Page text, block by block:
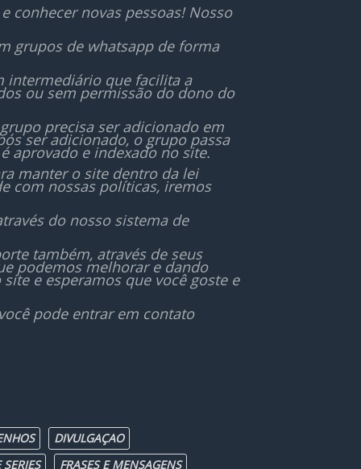
conhecer novas pessoas! Nosso
grupos de whatsapp de forma
intermediário que facilita a
ou sem permissão do dono do
precisa ser adicionado em
ser adicionado, o grupo passa
aprovado e indexado no site.
manter o site dentro da lei
com nossas políticas, iremos
do nosso sistema de
também, através de seus
podemos melhorar e dando
e esperamos que você goste e
pode entrar em contato
DIVULGAÇAO
FRASES E MENSAGENS